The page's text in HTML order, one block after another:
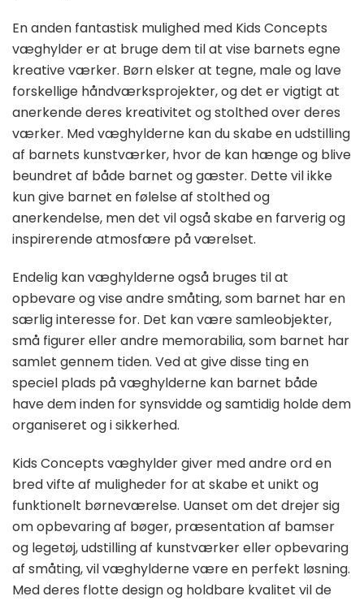
En anden fantastisk mulighed med Kids Concepts
væghylder er at bruge dem til at vise barnets egne
kreative værker. Børn elsker at tegne, male og lave
forskellige håndværksprojekter, og det er vigtigt at
anerkende deres kreativitet og stolthed over deres
værker. Med væghylderne kan du skabe en udstilling
af barnets kunstværker, hvor de kan hænge og blive
beundret af både barnet og gæster. Dette vil ikke
kun give barnet en følelse af stolthed og
anerkendelse, men det vil også skabe en farverig og
inspirerende atmosfære på værelset.
Endelig kan væghylderne også bruges til at
opbevare og vise andre småting, som barnet har en
særlig interesse for. Det kan være samleobjekter,
små figurer eller andre memorabilia, som barnet har
samlet gennem tiden. Ved at give disse ting en
speciel plads på væghylderne kan barnet både
have dem inden for synsvidde og samtidig holde dem
organiseret og i sikkerhed.
Kids Concepts væghylder giver med andre ord en
bred vifte af muligheder for at skabe et unikt og
funktionelt børneværelse. Uanset om det drejer sig
om opbevaring af bøger, præsentation af bamser
og legetøj, udstilling af kunstværker eller opbevaring
af småting, vil væghylderne være en perfekt løsning.
Med deres flotte design og holdbare kvalitet vil de